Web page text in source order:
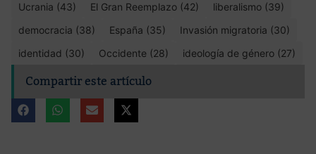
Ucrania (43)
El Gran Reemplazo (42)
liberalismo (39)
democracia (38)
España (35)
Invasión migratoria (30)
identidad (30)
Occidente (28) ideología de género (27)
Compartir este artículo